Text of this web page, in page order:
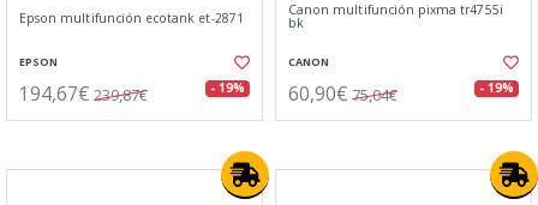
Epson multifunción ecotank et-2871
EPSON
194,67€ 239,87€ - 19%
Canon multifunción pixma tr4755i
bk
CANON
60,90€ 75,04€ - 19%